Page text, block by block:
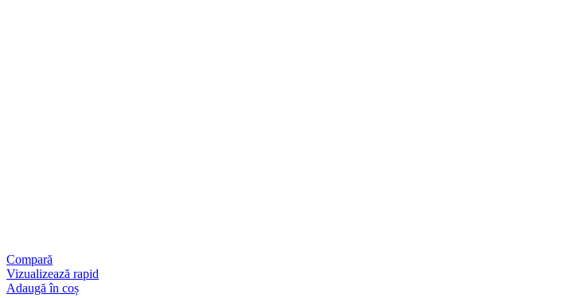
Compară
Vizualizează rapid
Adaugă în coș